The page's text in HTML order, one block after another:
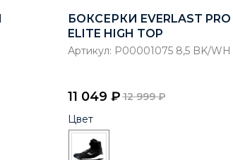
БОКСЕРКИ EVERLAST PRO
ELITE HIGH TOP
Артикул: P00001075 8,5 BK/WH
11 049 ₽ 12 999 ₽
Цвет